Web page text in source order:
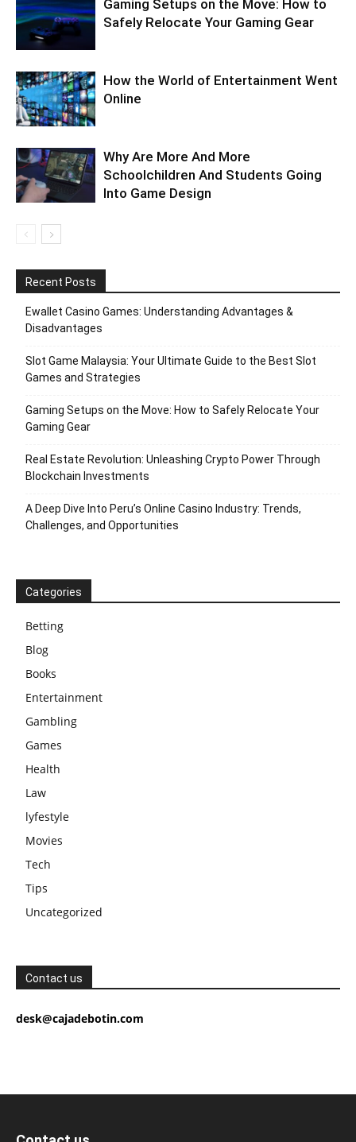
Gaming Setups on the Move: How to
Safely Relocate Your Gaming Gear
How the World of Entertainment Went
Online
Why Are More And More
Schoolchildren And Students Going
Into Game Design
Recent Posts
Ewallet Casino Games: Understanding Advantages &
Disadvantages
Slot Game Malaysia: Your Ultimate Guide to the Best Slot
Games and Strategies
Gaming Setups on the Move: How to Safely Relocate Your
Gaming Gear
Real Estate Revolution: Unleashing Crypto Power Through
Blockchain Investments
A Deep Dive Into Peru’s Online Casino Industry: Trends,
Challenges, and Opportunities
Categories
Betting
Blog
Books
Entertainment
Gambling
Games
Health
Law
lyfestyle
Movies
Tech
Tips
Uncategorized
Contact us
desk@cajadebotin.com